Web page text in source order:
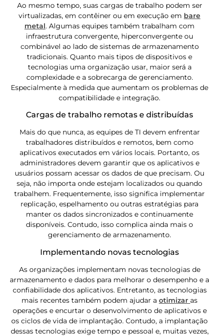
Ao mesmo tempo, suas cargas de trabalho podem ser
virtualizadas, em contêiner ou em execução em bare
metal. Algumas equipes também trabalham com
infraestrutura convergente, hiperconvergente ou
combinável ao lado de sistemas de armazenamento
tradicionais. Quanto mais tipos de dispositivos e
tecnologias uma organização usar, maior será a
complexidade e a sobrecarga de gerenciamento.
Especialmente à medida que aumentam os problemas de
compatibilidade e integração.
Cargas de trabalho remotas e distribuídas
Mais do que nunca, as equipes de TI devem enfrentar
trabalhadores distribuídos e remotos, bem como
aplicativos executados em vários locais. Portanto, os
administradores devem garantir que os aplicativos e
usuários possam acessar os dados de que precisam. Ou
seja, não importa onde estejam localizados ou quando
trabalhem. Frequentemente, isso significa implementar
replicação, espelhamento ou outras estratégias para
manter os dados sincronizados e continuamente
disponíveis. Contudo, isso complica ainda mais o
gerenciamento de armazenamento.
Implementando novas tecnologias
As organizações implementam novas tecnologias de
armazenamento e dados para melhorar o desempenho e a
confiabilidade dos aplicativos. Entretanto, as tecnologias
mais recentes também podem ajudar a otimizar as
operações e encurtar o desenvolvimento de aplicativos e
os ciclos de vida de implantação. Contudo, a implantação
dessas tecnologias exige tempo e pessoal e, muitas vezes,